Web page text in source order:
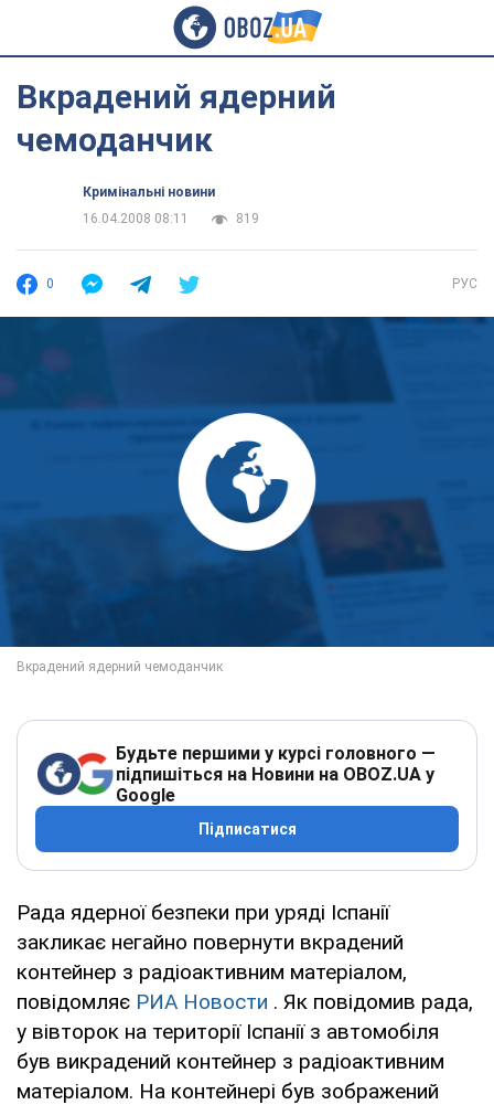
Вкрадений ядерний
чемоданчик
Кримінальні новини
16.04.2008 08:11
819
0 РУС
Будьте першими у курсі головного —
підпишіться на Новини на OBOZ.UA у
Google
Підписатися
Рада ядерної безпеки при уряді Іспанії
закликає негайно повернути вкрадений
контейнер з радіоактивним матеріалом,
повідомляє РИА Новости . Як повідомив рада,
у вівторок на території Іспанії з автомобіля
був викрадений контейнер з радіоактивним
матеріалом. На контейнері був зображений